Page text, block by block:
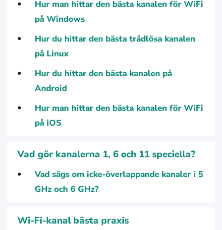
Hur man hittar den bästa kanalen för WiFi
på Windows
Hur du hittar den bästa trådlösa kanalen
på Linux
Hur du hittar den bästa kanalen på
Android
Hur man hittar den bästa kanalen för WiFi
på iOS
Vad gör kanalerna 1, 6 och 11 speciella?
Vad sägs om icke-överlappande kanaler i 5
GHz och 6 GHz?
Wi-Fi-kanal bästa praxis